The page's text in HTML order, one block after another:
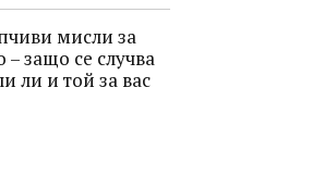
мисли за
– защо се случва
ли и той за вас